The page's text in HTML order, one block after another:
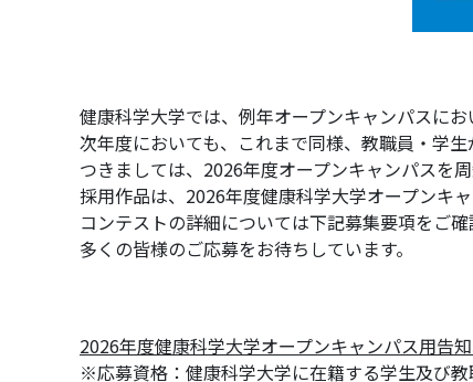
健康科学大学では、例年オープンキャンパスに
次年度においても、これまで同様、教職員・学
つきましては、2026年度オープンキャンパスを
採用作品は、2026年度健康科学大学オープンキ
コンテストの詳細については下記募集要項をご確
多くの皆様のご応募をお待ちしています。
2026年度健康科学大学オープンキャンパス用告
※応募資格：健康科学大学に在籍する学生及び教